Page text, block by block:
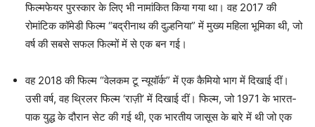
फिल्मफेयर पुरस्कार के लिए भी नामांकित किया गया था। वह 2017 की
रोमांटिक कॉमेडी फिल्म “बद्रीनाथ की दुल्हनिया” में मुख्य महिला भूमिका थी, जो
वर्ष की सबसे सफल फिल्मों में से एक बन गई।
वह 2018 की फिल्म “वेलकम टू न्यूयॉर्क” में एक कैमियो भाग में दिखाई दीं।
उसी वर्ष, वह थ्रिलर फिल्म ‘राज़ी’ में दिखाई दीं। फिल्म, जो 1971 के भारत-
पाक युद्ध के दौरान सेट की गई थी, एक भारतीय जासूस के बारे में थी जो एक